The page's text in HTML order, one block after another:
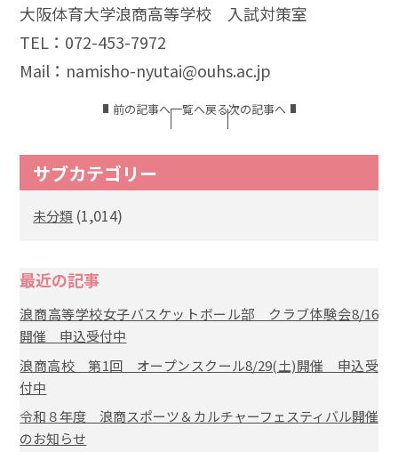
大阪体育大学浪商高等学校 入試対策室
TEL：072-453-7972
Mail：namisho-nyutai@ouhs.ac.jp
前の記事へ一覧へ戻る次の記事へ
サブカテゴリー
未分類 (1,014)
最近の記事
浪商高等学校女子バスケットボール部 クラブ体験会8/16
開催 申込受付中
浪商高校 第1回 オープンスクール8/29(土)開催 申込受
付中
令和８年度 浪商スポーツ＆カルチャーフェスティバル開催
のお知らせ